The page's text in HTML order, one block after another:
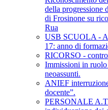
della progressione
di Frosinone su
Rua
USB SCUOLA -
17: anno di
RICORSO -
Immissioni in
neoassunti.
ANIEF
docente”.
PERSONALE